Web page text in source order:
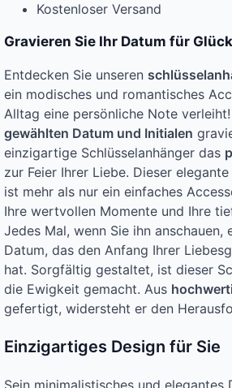
Kostenloser Versand
Gravieren Sie Ihr Datum für
Entdecken Sie unseren
ein modisches und romantisches
Alltag eine persönliche Note
gewählten Datum und Initialen
einzigartige Schlüsselanhänger das
zur Feier Ihrer Liebe. Dieser
ist mehr als nur ein einfaches
Ihre wertvollen Momente und Ihre
Jedes Mal, wenn Sie ihn anschauen,
Datum, das den Anfang Ihrer
hat. Sorgfältig gestaltet, ist dieser
die Ewigkeit gemacht. Aus
gefertigt, widersteht er den
Einzigartiges Design für Sie